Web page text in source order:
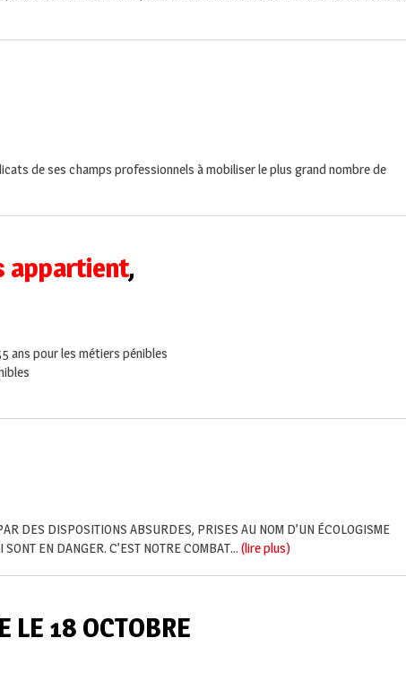
de ses champs professionnels à mobiliser le plus grand nombre de
appartient,
ans pour les métiers pénibles
DES DISPOSITIONS ABSURDES, PRISES AU NOM D’UN ÉCOLOGISME
EN DANGER. C’EST NOTRE COMBAT... (lire plus)
LE 18 OCTOBRE